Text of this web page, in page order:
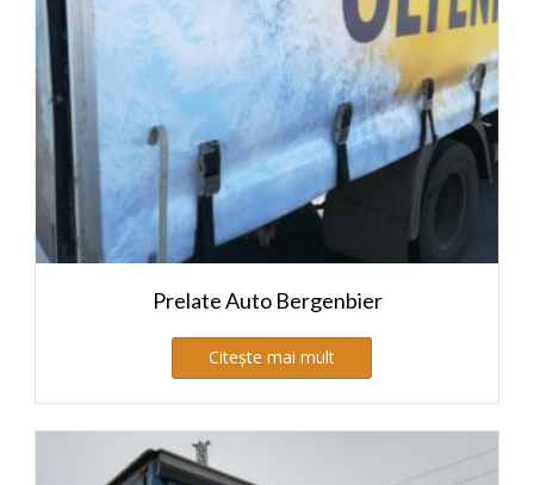
Prelate Auto Bergenbier
Citește mai mult